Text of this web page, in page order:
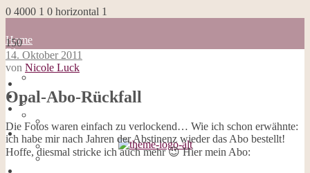
0 4000 1 0 horizontal 1
Home
Blog
about me
Impressum
Datenschutzerklärung
Galerie
Opal-Abos
Strickblogs
Hörbücher
150
Home
Blog
about me
100 Dinge
Impressum
Datenschutzerklärung
Cookies
14. Oktober 2011
von Nicole Luck
Opal-Abo-Rückfall
Die Fotos waren einfach zu verlockend… Wie ich schon erwähnte:
ich habe mir nach Jahren der Abstinenz wieder das Abo bestellt!
Hoffe, diesmal stricke ich auch mehr 😉 Hier mein Abo: